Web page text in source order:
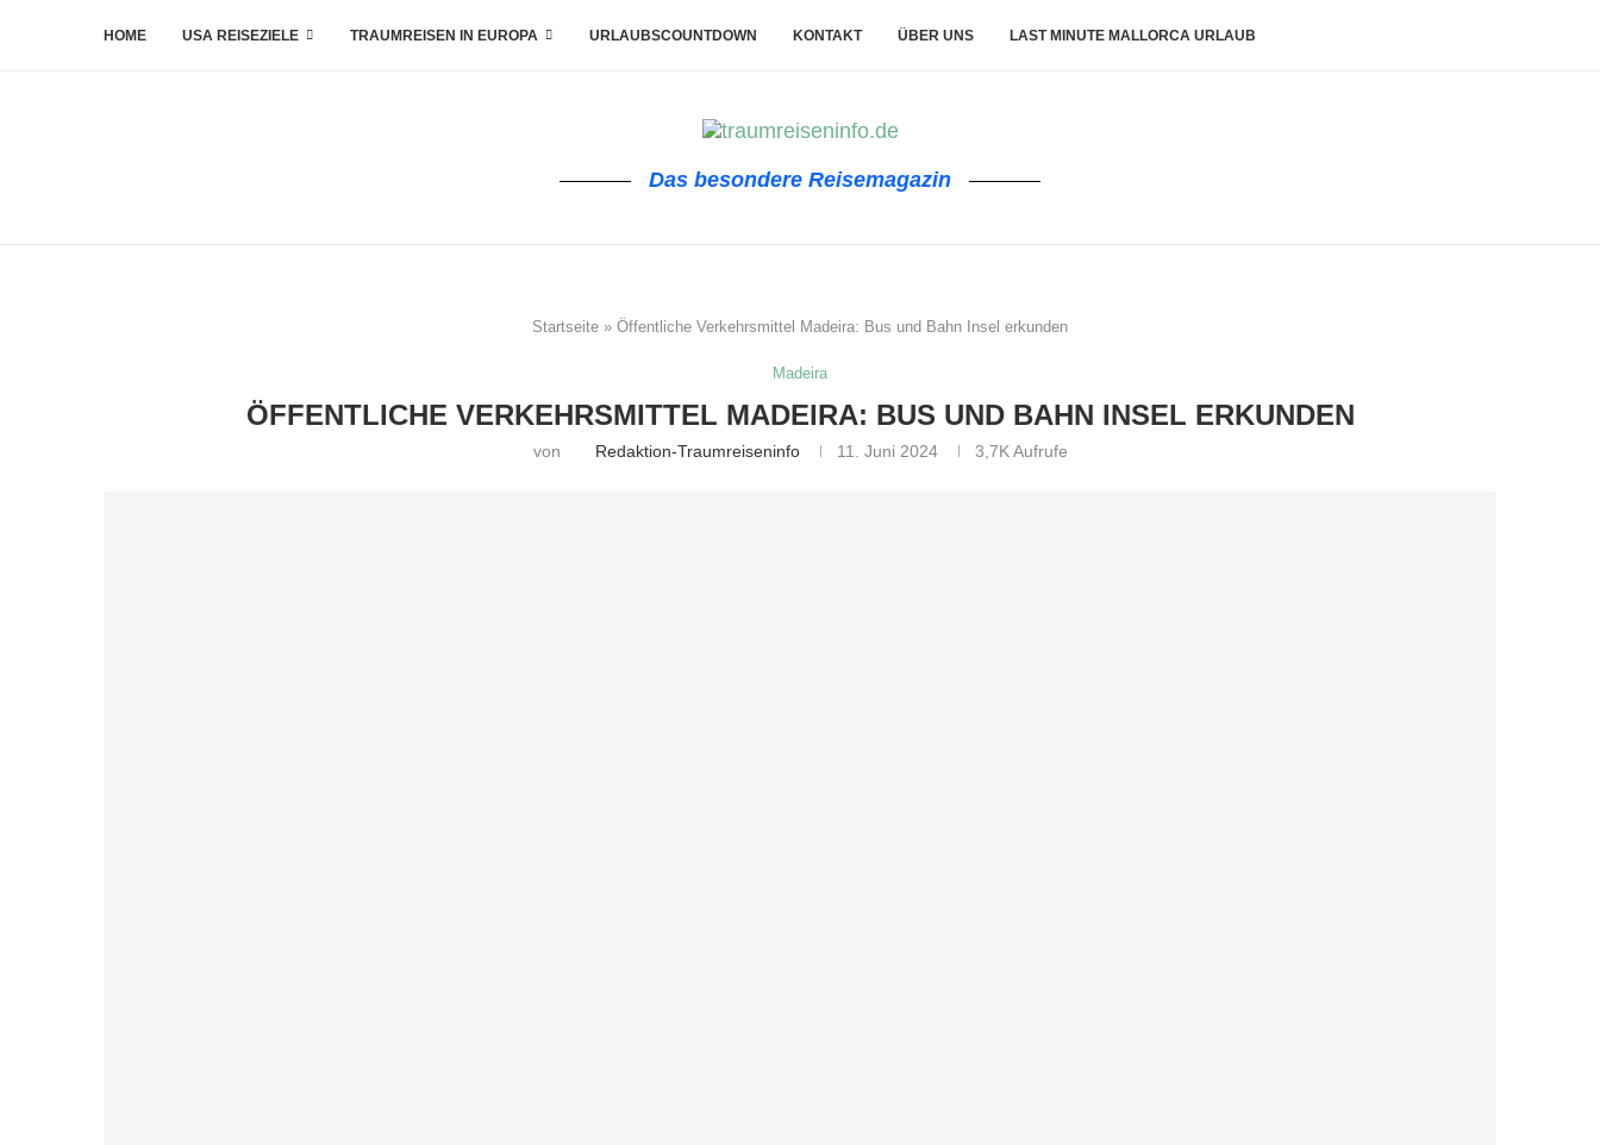
HOME USA REISEZIELE TRAUMREISEN IN EUROPA URLAUBSCOUNTDOWN KONTAKT ÜBER UNS LAST MINUTE MALLORCA URLAUB
Das besondere Reisemagazin
Startseite » Öffentliche Verkehrsmittel Madeira: Bus und Bahn Insel erkunden
Madeira
ÖFFENTLICHE VERKEHRSMITTEL MADEIRA: BUS UND BAHN INSEL ERKUNDEN
von Redaktion-Traumreiseninfo 11. Juni 2024 3,7KAufrufe